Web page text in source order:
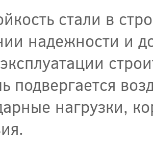
стали в
надежности и
подвергается
нагрузки,